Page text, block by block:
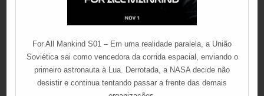
For All Mankind S01 – Em uma realidade paralela, a União
Soviética sai como vencedora da corrida espacial, enviando o
primeiro astronauta à Lua. Derrotada, a NASA decide não
desistir e continua tentando passar a frente das demais